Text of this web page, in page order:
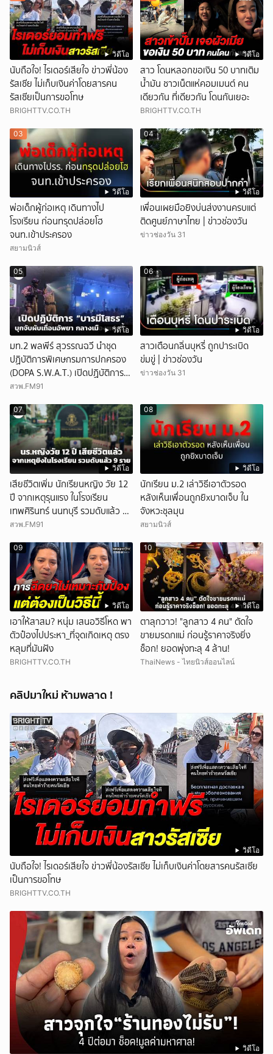
วิดีโอ
นับถือใจ! ไรเดอร์เสียใจ ข่าวพี่น้อง
รัสเซีย ไม่เก็บเงินค่าโดยสารคน
รัสเซียเป็นการขอโทษ
BRIGHTTV.CO.TH
วิดีโอ
สาว โดนหลอกขอเงิน 50 บาทเติม
น้ำมัน ชาวเน็ตแห่คอมเมนต์ คน
เดียวกัน ที่เดียวกัน โดนกันเยอะ
BRIGHTTV.CO.TH
วิดีโอ
03
พ่อเด็กผู้ก่อเหตุ เดินทางไป
โรงเรียน ก่อนทรุดปล่อยโฮ
จนท.เข้าประครอง
สยามนิวส์
วิดีโอ
04
เพื่อนเผยมือยิงบ่นส่งงานครบแต่
ติดศูนย์ภาษาไทย | ข่าวช่องวัน
ข่าวช่องวัน 31
วิดีโอ
05
มท.2 พลพีร์ สุวรรณฉวี นำชุด
ปฏิบัติการพิเศษกรมการปกครอง
(DOPA S.W.A.T.) เปิดปฏิบัติการ
“บารมีโสธร” บุกจับผับเถื่อนอัพยา
อนุญาต
สวพ.FM91
วิดีโอ
06
สาวเตือนกลิ่นบุหรี่ ถูกปาระเบิด
ข่มขู่ | ข่าวช่องวัน
ข่าวช่องวัน 31
วิดีโอ
07
เสียชีวิตเพิ่ม นักเรียนหญิง วัย 12
ปี จากเหตุรุนแรง ในโรงเรียน
เทพศิรินทร์ นนทบุรี รวมดับแล้ว 9
ราย
สวพ.FM91
วิดีโอ
08
นักเรียน ม.2 เล่าวิธีเอาตัวรอด
หลังเห็นเพื่อนถูกยิxบาดเจ็บ ใน
จังหวะชุลมุน
สยามนิวส์
วิดีโอ
09
เอาให้สาสม? หนุ่ม เสนอวิธีโหด พา
ตัวป๋องไปประหา_ที่จุดเกิดเหตุ ตรง
หลุมที่มันฝัง
BRIGHTTV.CO.TH
วิดีโอ
10
ตาลุกวาว! "ลูกสาว 4 คน" ตัดใจ
ขายมรดกแม่ ก่อนรู้ราคาจริงยิ่ง
ช็อก! ยอดพุ่งทะลุ 4 ล้าน!
ThaiNews - ไทยนิวส์ออนไลน์
คลิปมาใหม่ ห้ามพลาด !
วิดีโอ
นับถือใจ! ไรเดอร์เสียใจ ข่าวพี่น้องรัสเซีย ไม่เก็บเงินค่าโดยสารคนรัสเซีย
เป็นการขอโทษ
BRIGHTTV.CO.TH
วิดีโอ